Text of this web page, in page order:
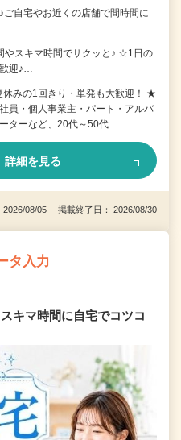
自宅やお近くの店舗で間時間に
やスキマ時間でサクッと♪ ☆1日の
迎♪…
休みの1回きり・単発も大歓迎！ ★
員・個人事業主・パート・アルバ
ターなど、20代～50代…
詳細を見る
2026/08/05 掲載終了日： 2026/08/30
タ入力
キマ時間に自宅でコツコ